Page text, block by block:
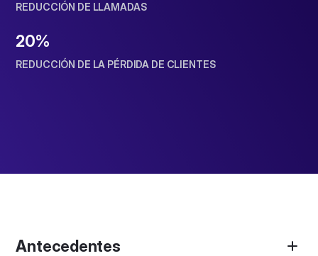
REDUCCIÓN DE LLAMADAS
20%
REDUCCIÓN DE LA PÉRDIDA DE CLIENTES
Antecedentes